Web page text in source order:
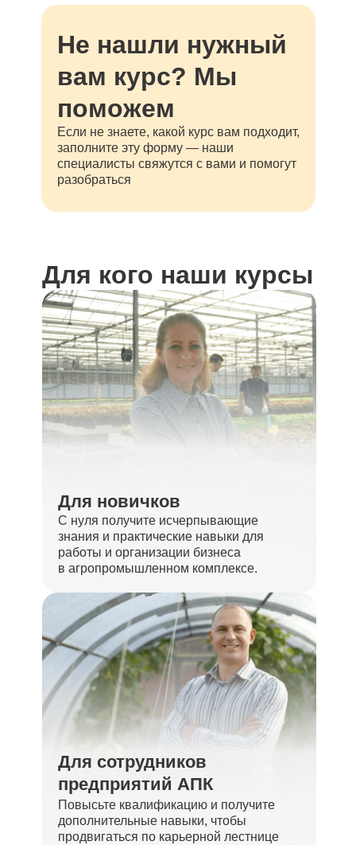
Не нашли нужный
вам курс? Мы
поможем
Если не знаете, какой курс вам подходит,
заполните эту форму — наши
специалисты свяжутся с вами и помогут
разобраться
Для кого наши курсы
Для новичков
С нуля получите исчерпывающие
знания и практические навыки для
работы и организации бизнеса
в агропромышленном комплексе.
Для сотрудников
предприятий АПК
Повысьте квалификацию и получите
дополнительные навыки, чтобы
продвигаться по карьерной лестнице